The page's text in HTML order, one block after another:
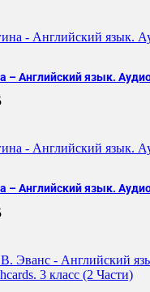
– Английский язык.
– Английский язык.